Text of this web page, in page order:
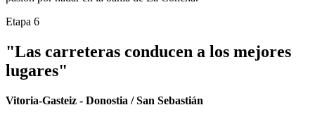
Etapa 6
"Las carreteras conducen a los mejores
lugares"
Vitoria-Gasteiz - Donostia / San Sebastián